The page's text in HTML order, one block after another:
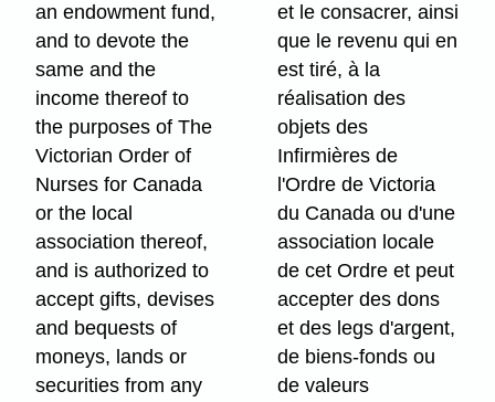
an endowment fund,
and to devote the
same and the
income thereof to
the purposes of The
Victorian Order of
Nurses for Canada
or the local
association thereof,
and is authorized to
accept gifts, devises
and bequests of
moneys, lands or
securities from any
et le consacrer, ainsi
que le revenu qui en
est tiré, à la
réalisation des
objets des
Infirmières de
l'Ordre de Victoria
du Canada ou d'une
association locale
de cet Ordre et peut
accepter des dons
et des legs d'argent,
de biens-fonds ou
de valeurs